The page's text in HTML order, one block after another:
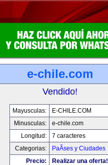
e-chile.com
Vendido!
Mayusculas:
E-CHILE.COM
Minusculas:
e-chile.com
Longitud:
7 caracteres
Categorias:
PaÃ­ses y Ciudades
Precio:
Realizar una oferta!